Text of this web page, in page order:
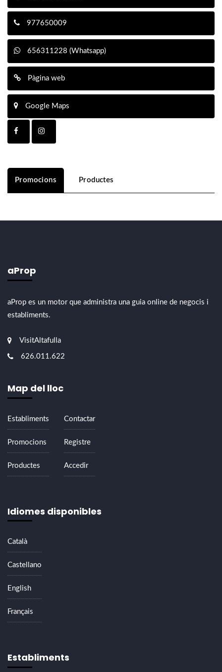
977650009
656311228 (Whatsapp)
Pàgina web
Google Maps
Promocions Productes
aProp
aProp es un motor que administra una guia online de negocis i
establiments.
VisitAltafulla
626.011.622
Map del lloc
Establiments
Promocions
Productes
Contactar
Registre
Accedir
Idiomes disponibles
Català
Castellano
English
Français
Establiments